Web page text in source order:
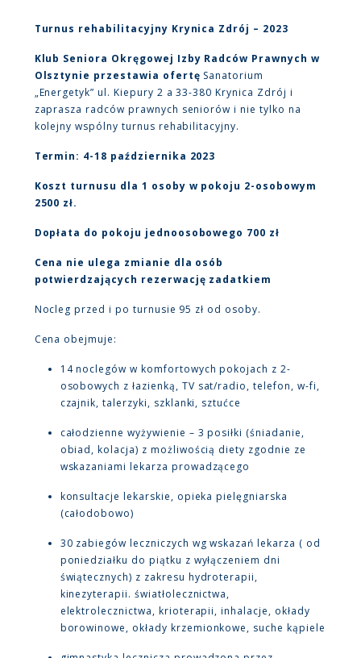
Turnus rehabilitacyjny Krynica Zdrój – 2023
Klub Seniora Okręgowej Izby Radców Prawnych w
Olsztynie przestawia ofertę Sanatorium
„Energetyk” ul. Kiepury 2 a 33-380 Krynica Zdrój i
zaprasza radców prawnych seniorów i nie tylko na
kolejny wspólny turnus rehabilitacyjny.
Termin: 4-18 października 2023
Koszt turnusu dla 1 osoby w pokoju 2-osobowym
2500 zł.
Dopłata do pokoju jednoosobowego 700 zł
Cena nie ulega zmianie dla osób
potwierdzających rezerwację zadatkiem
Nocleg przed i po turnusie 95 zł od osoby.
Cena obejmuje:
14 noclegów w komfortowych pokojach z 2-
osobowych z łazienką, TV sat/radio, telefon, w-fi,
czajnik, talerzyki, szklanki, sztućce
całodzienne wyżywienie – 3 posiłki (śniadanie,
obiad, kolacja) z możliwością diety zgodnie ze
wskazaniami lekarza prowadzącego
konsultacje lekarskie, opieka pielęgniarska
(całodobowo)
30 zabiegów leczniczych wg wskazań lekarza ( od
poniedziałku do piątku z wyłączeniem dni
świątecznych) z zakresu hydroterapii,
kinezyterapii. światłolecznictwa,
elektrolecznictwa, krioterapii, inhalacje, okłady
borowinowe, okłady krzemionkowe, suche kąpiele